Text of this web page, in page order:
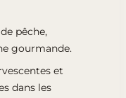
pêche,
gourmande.
et
dans les